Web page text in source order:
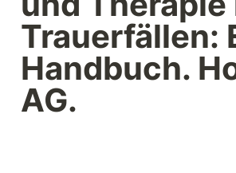
Trauerfällen:
Handbuch.
AG.